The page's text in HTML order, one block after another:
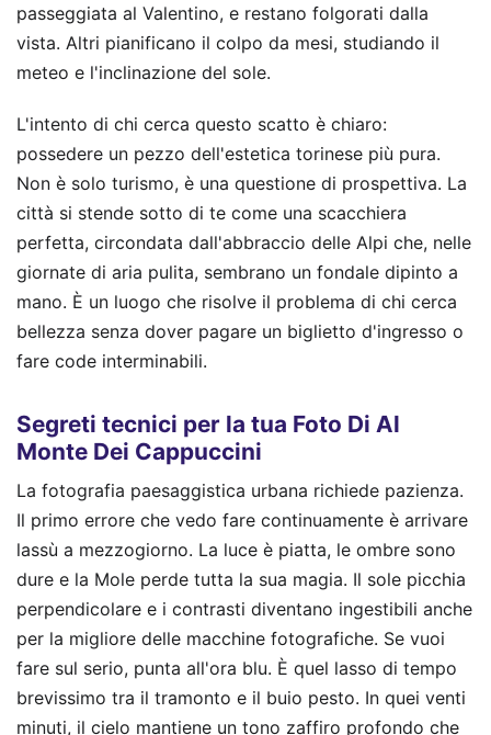
passeggiata al Valentino, e restano folgorati dalla
vista. Altri pianificano il colpo da mesi, studiando il
meteo e l'inclinazione del sole.
L'intento di chi cerca questo scatto è chiaro:
possedere un pezzo dell'estetica torinese più pura.
Non è solo turismo, è una questione di prospettiva. La
città si stende sotto di te come una scacchiera
perfetta, circondata dall'abbraccio delle Alpi che, nelle
giornate di aria pulita, sembrano un fondale dipinto a
mano. È un luogo che risolve il problema di chi cerca
bellezza senza dover pagare un biglietto d'ingresso o
fare code interminabili.
Segreti tecnici per la tua Foto Di Al
Monte Dei Cappuccini
La fotografia paesaggistica urbana richiede pazienza.
Il primo errore che vedo fare continuamente è arrivare
lassù a mezzogiorno. La luce è piatta, le ombre sono
dure e la Mole perde tutta la sua magia. Il sole picchia
perpendicolare e i contrasti diventano ingestibili anche
per la migliore delle macchine fotografiche. Se vuoi
fare sul serio, punta all'ora blu. È quel lasso di tempo
brevissimo tra il tramonto e il buio pesto. In quei venti
minuti, il cielo mantiene un tono zaffiro profondo che